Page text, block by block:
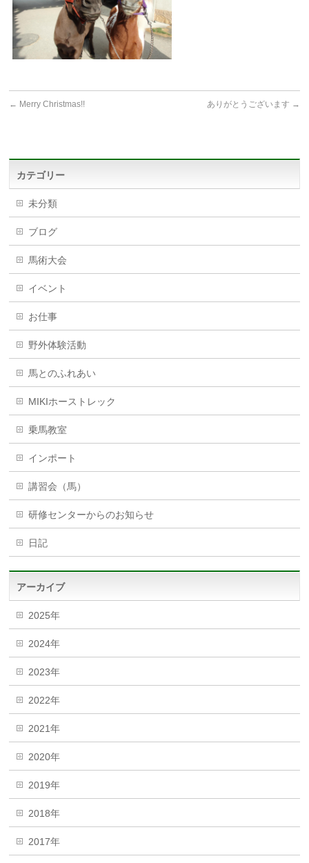
← Merry Christmas!! ありがとうございます →
カテゴリー
未分類
ブログ
馬術大会
イベント
お仕事
野外体験活動
馬とのふれあい
MIKIホーストレック
乗馬教室
インポート
講習会（馬）
研修センターからのお知らせ
日記
アーカイブ
2025年
2024年
2023年
2022年
2021年
2020年
2019年
2018年
2017年